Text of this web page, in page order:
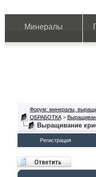
Минералы
Форум: минералы,
ОБРАБОТКА >
Выращивание
Регистрация